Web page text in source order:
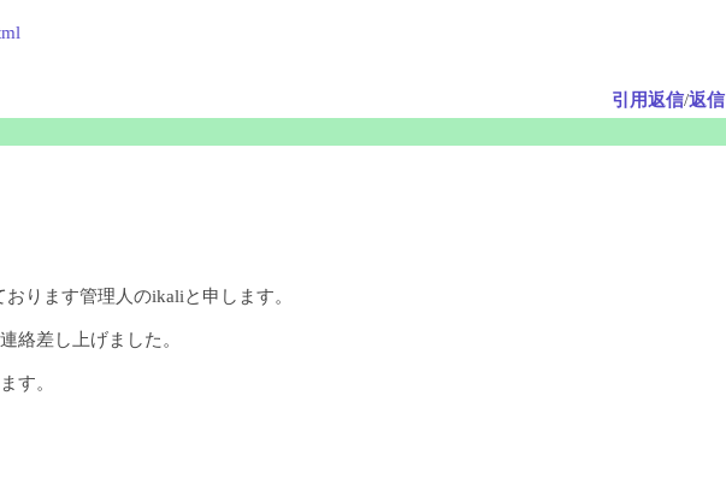
引用返信/返信
ります管理人のikaliと申します。
絡差し上げました。
す。